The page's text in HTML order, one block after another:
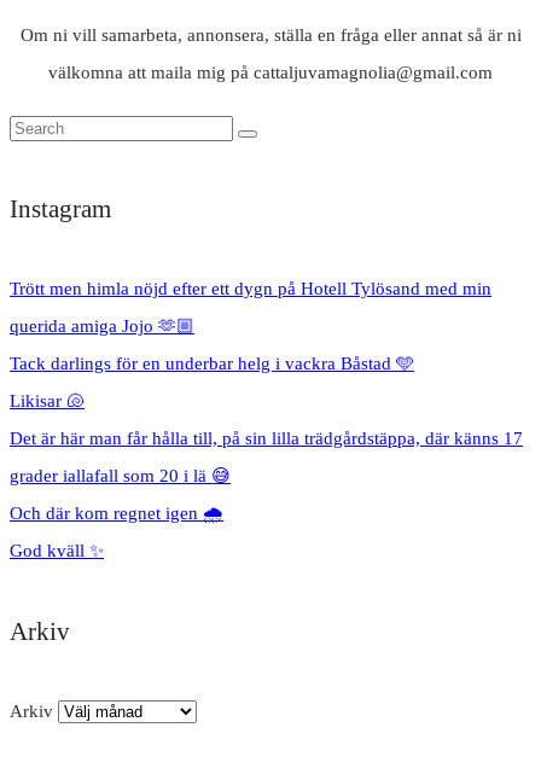
Om ni vill samarbeta, annonsera, ställa en fråga eller annat så är ni
välkomna att maila mig på cattaljuvamagnolia@gmail.com
Instagram
Trött men himla nöjd efter ett dygn på Hotell Tylösand med min
querida amiga Jojo 🫶🏼
Tack darlings för en underbar helg i vackra Båstad 🩵
Likisar 🐚
Det är här man får hålla till, på sin lilla trädgårdstäppa, där känns 17
grader iallafall som 20 i lä 😅
Och där kom regnet igen 🌧️
God kväll ✨
Arkiv
Arkiv